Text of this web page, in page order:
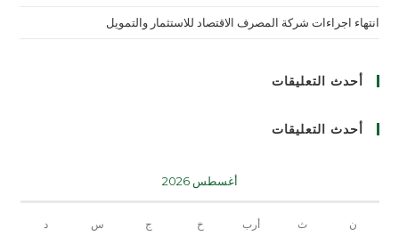
انتهاء اجراءات شركة المصرف الاقتصاد للاستثمار والتمويل
أحدث التعليقات
أحدث التعليقات
أغسطس 2026
ن ث أرب خ ج س د